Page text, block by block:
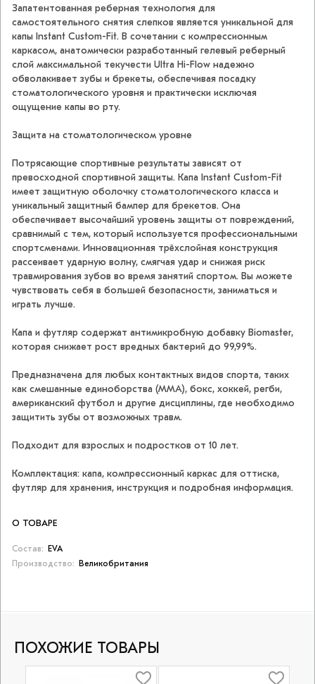
Запатентованная реберная технология для
самостоятельного снятия слепков является уникальной для
капы Instant Custom-Fit. В сочетании с компрессионным
каркасом, анатомически разработанный гелевый реберный
слой максимальной текучести Ultra Hi-Flow надежно
обволакивает зубы и брекеты, обеспечивая посадку
стоматологического уровня и практически исключая
ощущение капы во рту.
Защита на стоматологическом уровне
Потрясающие спортивные результаты зависят от
превосходной спортивной защиты. Капа Instant Custom-Fit
имеет защитную оболочку стоматологического класса и
уникальный защитный бампер для брекетов. Она
обеспечивает высочайший уровень защиты от повреждений,
сравнимый с тем, который используется профессиональными
спортсменами. Инновационная трёхслойная конструкция
рассеивает ударную волну, смягчая удар и снижая риск
травмирования зубов во время занятий спортом. Вы можете
чувствовать себя в большей безопасности, заниматься и
играть лучше.
Капа и футляр содержат антимикробную добавку Biomaster,
которая снижает рост вредных бактерий до 99,99%.
Предназначена для любых контактных видов спорта, таких
как смешанные единоборства (ММА), бокс, хоккей, регби,
американский футбол и другие дисциплины, где необходимо
защитить зубы от возможных травм.
Подходит для взрослых и подростков от 10 лет.
Комплектация: капа, компрессионный каркас для оттиска,
футляр для хранения, инструкция и подробная информация.
О ТОВАРЕ
Состав:
EVA
Производство:
Великобритания
ПОХОЖИЕ ТОВАРЫ